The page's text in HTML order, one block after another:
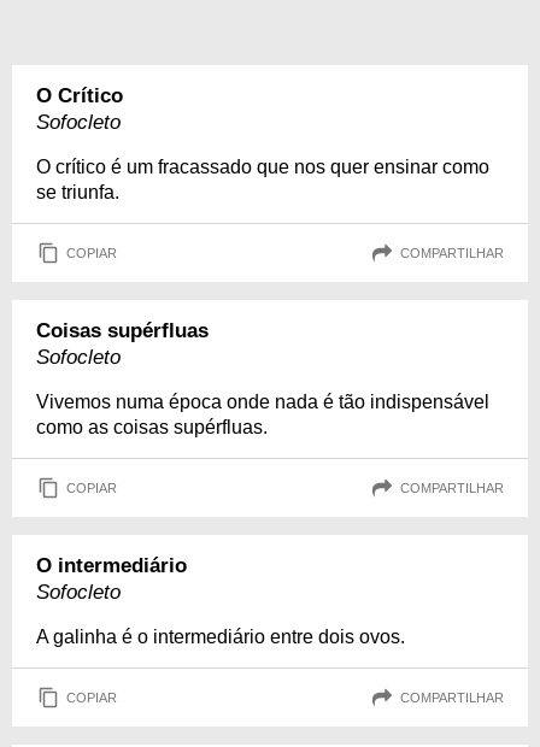
O Crítico
Sofocleto
O crítico é um fracassado que nos quer ensinar como
se triunfa.
COPIAR COMPARTILHAR
Coisas supérfluas
Sofocleto
Vivemos numa época onde nada é tão indispensável
como as coisas supérfluas.
COPIAR COMPARTILHAR
O intermediário
Sofocleto
A galinha é o intermediário entre dois ovos.
COPIAR COMPARTILHAR